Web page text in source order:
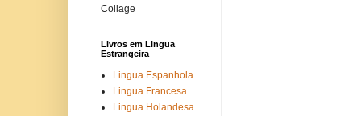
Collage
Livros em Lingua
Estrangeira
Lingua Espanhola
Lingua Francesa
Lingua Holandesa